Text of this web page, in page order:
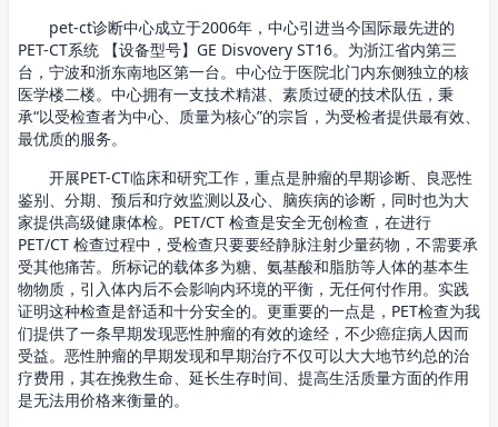
pet-ct诊断中心成立于2006年，中心引进当今国际最先进的
PET-CT系统 【设备型号】GE Disvovery ST16。为浙江省内第三
台，宁波和浙东南地区第一台。中心位于医院北门内东侧独立的核
医学楼二楼。中心拥有一支技术精湛、素质过硬的技术队伍，秉
承“以受检查者为中心、质量为核心”的宗旨，为受检者提供最有效、
最优质的服务。
开展PET-CT临床和研究工作，重点是肿瘤的早期诊断、良恶性
鉴别、分期、预后和疗效监测以及心、脑疾病的诊断，同时也为大
家提供高级健康体检。PET/CT 检查是安全无创检查，在进行
PET/CT 检查过程中，受检查只要要经静脉注射少量药物，不需要承
受其他痛苦。所标记的载体多为糖、氨基酸和脂肪等人体的基本生
物物质，引入体内后不会影响内环境的平衡，无任何付作用。实践
证明这种检查是舒适和十分安全的。更重要的一点是，PET检查为我
们提供了一条早期发现恶性肿瘤的有效的途经，不少癌症病人因而
受益。恶性肿瘤的早期发现和早期治疗不仅可以大大地节约总的治
疗费用，其在挽救生命、延长生存时间、提高生活质量方面的作用
是无法用价格来衡量的。